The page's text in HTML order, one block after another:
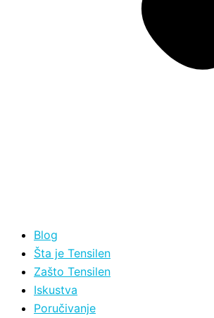
Blog
Šta je Tensilen
Zašto Tensilen
Iskustva
Poručivanje